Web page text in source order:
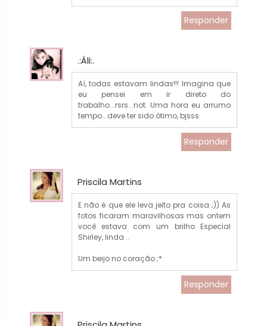
Responder
.:Áli:.
Aí, todas estavam lindas!!! Imagina que
eu pensei em ir direto do
trabalho...rsrs...not. Uma hora eu arrumo
tempo...deve ter sido ótimo, bjsss
Responder
Priscila Martins
E não é que ele leva jeito pra coisa ;)) As
fotos ficaram maravilhosas mas ontem
você estava com um brilho Especial
Shirley, linda ..
Um beijo no coração ;*
Responder